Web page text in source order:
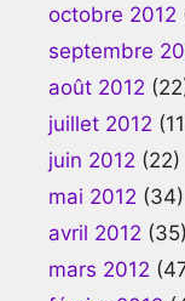
octobre 2012
septembre
août 2012
juillet 2012
juin 2012 (22)
mai 2012 (34)
avril 2012 (35)
mars 2012